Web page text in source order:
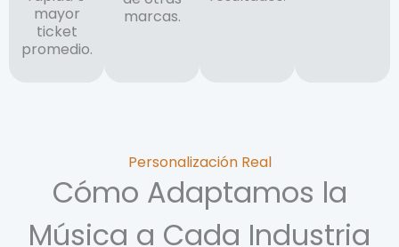
mayor
ticket
promedio.
marcas.
Personalización Real
Cómo Adaptamos la
Música a Cada Industria